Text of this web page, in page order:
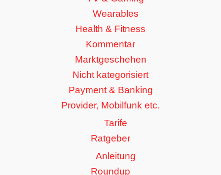
Wearables
Health & Fitness
Kommentar
Marktgeschehen
Nicht kategorisiert
Payment & Banking
Provider, Mobilfunk etc.
Tarife
Ratgeber
Anleitung
Roundup